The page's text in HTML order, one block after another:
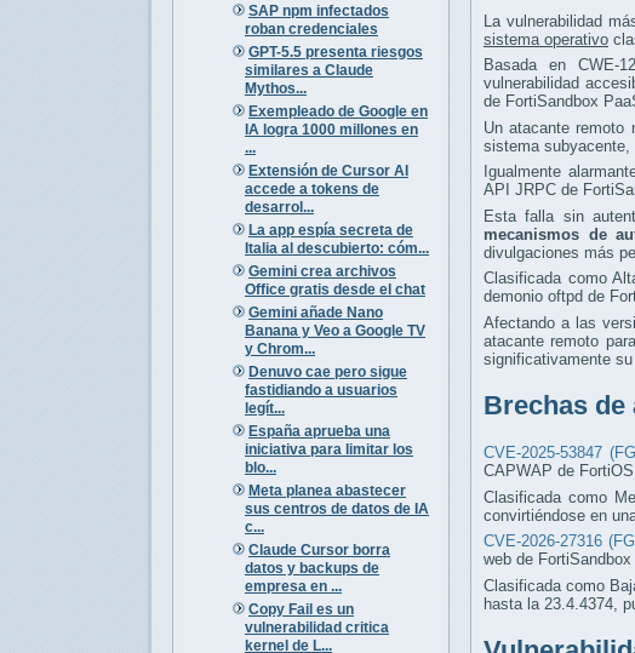
SAP npm infectados
roban credenciales
GPT-5.5 presenta riesgos
similares a Claude
Mythos...
Exempleado de Google en
IA logra 1000 millones en
...
Extensión de Cursor AI
accede a tokens de
desarrol...
La app espía secreta de
Italia al descubierto: cóm...
Gemini crea archivos
Office gratis desde el chat
Gemini añade Nano
Banana y Veo a Google TV
y Chrom...
Denuvo cae pero sigue
fastidiando a usuarios
legít...
España aprueba una
iniciativa para limitar los
blo...
Meta planea abastecer
sus centros de datos de IA
c...
Claude Cursor borra
datos y backups de
empresa en ...
Copy Fail es un
vulnerabilidad critica
kernel de L...
La vulnerabilidad
sistema operativo
Basada en CWE-
vulnerabilidad
de FortiSandbox
Un atacante remoto
sistema
Igualmente
API JRPC de
Esta falla sin
mecanismos de
divulgaciones más
Clasificada como
demonio oftpd de
Afectando a las
atacante remoto
significativamente su
Brechas
CVE-2025-53847
CAPWAP de
Clasificada como
convirtiéndose en
CVE-2026-27316
web de
Clasificada como
hasta la 23.4.4374,